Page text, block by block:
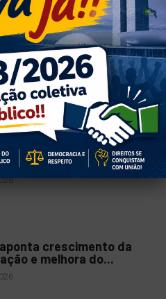
pelo PL da negociação
abre inscrições
aponta crescimento da
e melhora do...